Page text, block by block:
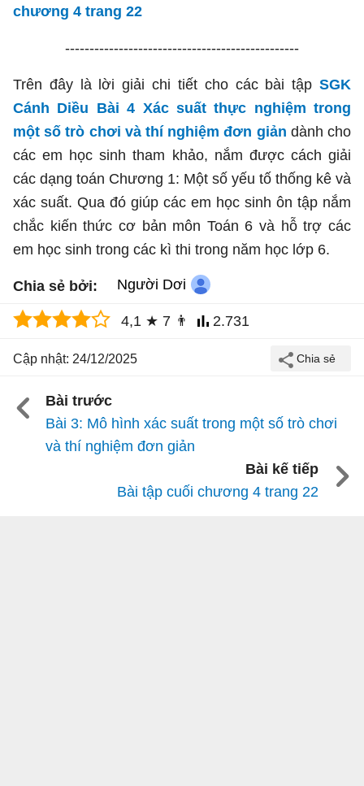
chương 4 trang 22
------------------------------------------------
Trên đây là lời giải chi tiết cho các bài tập SGK
Cánh Diều Bài 4 Xác suất thực nghiệm trong
một số trò chơi và thí nghiệm đơn giản dành cho
các em học sinh tham khảo, nắm được cách giải
các dạng toán Chương 1: Một số yếu tố thống kê và
xác suất. Qua đó giúp các em học sinh ôn tập nắm
chắc kiến thức cơ bản môn Toán 6 và hỗ trợ các
em học sinh trong các kì thi trong năm học lớp 6.
Chia sẻ bởi: Người Dơi
4,1 ★ 7 👨 2.731
Cập nhật: 24/12/2025
Bài trước
Bài 3: Mô hình xác suất trong một số trò chơi
và thí nghiệm đơn giản
Bài kế tiếp
Bài tập cuối chương 4 trang 22